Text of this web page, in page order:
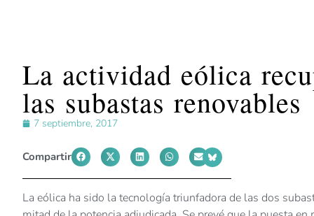
La actividad eólica
las subastas renovables
7 septiembre, 2017
Compartir
La eólica ha sido la tecnología triunfadora de las dos